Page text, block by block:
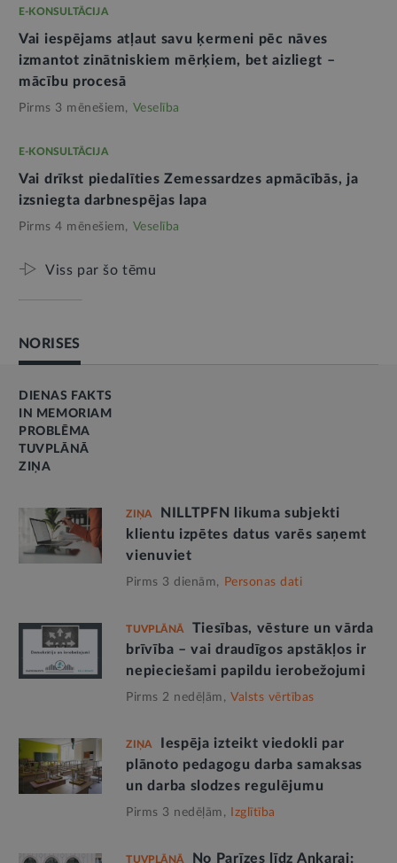
E-KONSULTĀCIJA
Vai iespējams atļaut savu ķermeni pēc nāves
izmantot zinātniskiem mērķiem, bet aizliegt –
mācību procesā
Pirms 3 mēnešiem, Veselība
E-KONSULTĀCIJA
Vai drīkst piedalīties Zemessardzes apmācībās, ja
izsniegta darbnespējas lapa
Pirms 4 mēnešiem, Veselība
Viss par šo tēmu
NORISES
DIENAS FAKTS
IN MEMORIAM
PROBLĒMA
TUVPLĀNĀ
ZIŅA
ZIŅA
NILLTPFN likuma subjekti
klientu izpētes datus varēs saņemt
vienuviet
Pirms 3 dienām, Personas dati
TUVPLĀNĀ
Tiesības, vēsture un vārda
brīvība – vai draudīgos apstākļos ir
nepieciešami papildu ierobežojumi
Pirms 2 nedēļām, Valsts vērtības
ZIŅA
Iespēja izteikt viedokli par
plānoto pedagogu darba samaksas
un darba slodzes regulējumu
Pirms 3 nedēļām, Izglītība
TUVPLĀNĀ No Parīzes līdz Ankarai: